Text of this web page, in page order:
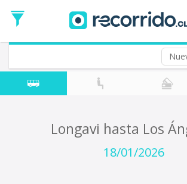
de
Ida
Vuelta (opcional)
Fecha
de
Longavi hasta Los
18/01/2026